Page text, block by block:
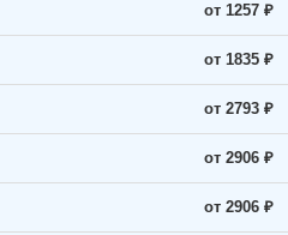
от 1257 ₽
от 1835 ₽
от 2793 ₽
от 2906 ₽
от 2906 ₽